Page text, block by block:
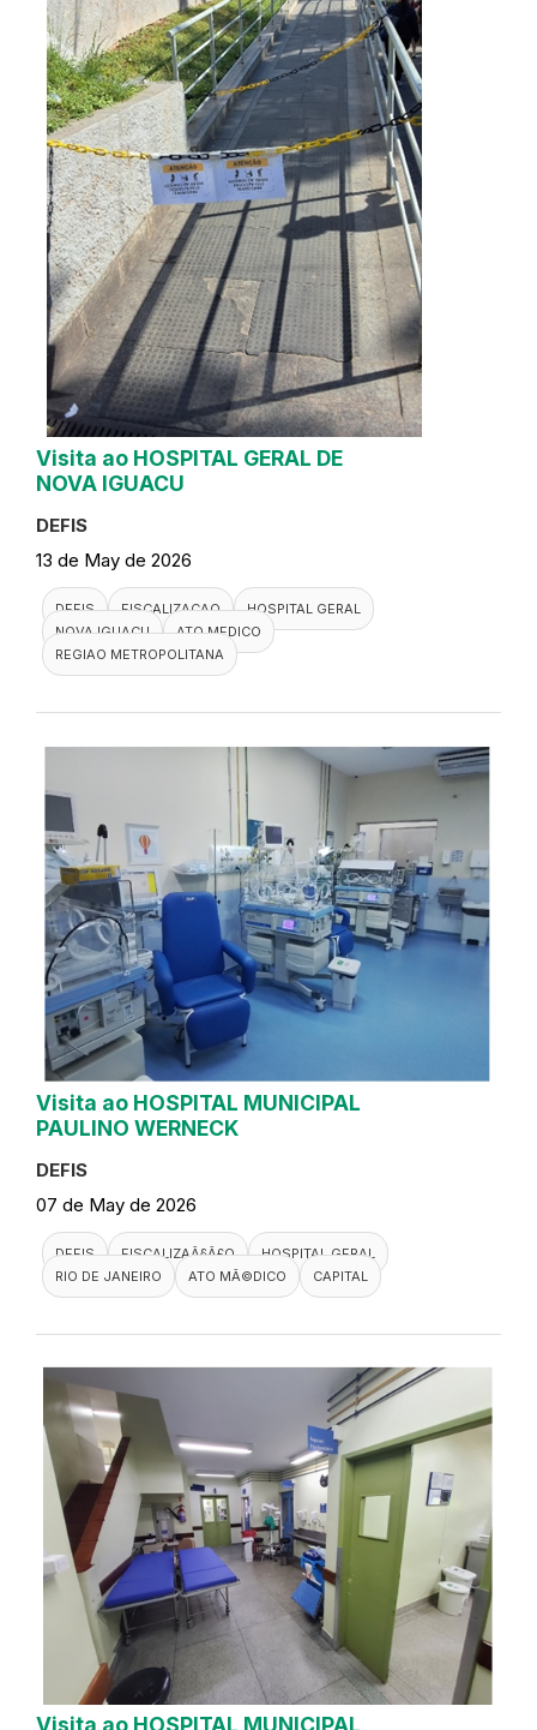
Visita ao HOSPITAL GERAL DE
NOVA IGUACU
DEFIS
13 de May de 2026
DEFIS FISCALIZACAO
HOSPITAL GERAL
NOVA IGUACU
ATO MEDICO
REGIAO METROPOLITANA
Visita ao HOSPITAL MUNICIPAL
PAULINO WERNECK
DEFIS
07 de May de 2026
DEFIS FISCALIZAÃ§Ã£O
HOSPITAL GERAL
RIO DE JANEIRO
ATO MÃ©DICO CAPITAL
Visita ao HOSPITAL MUNICIPAL